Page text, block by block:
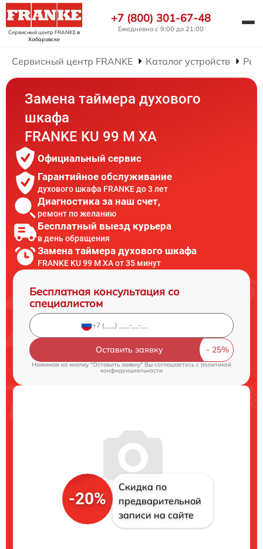
Сервисный центр FRANKEв
Хабаровске
+7 (800) 301-67-48
Ежедневно с 9:00 до 21:00
Сервисный центр FRANKE Каталог устройств
Замена таймера духового
шкафа
FRANKE KU 99 M XA
Официальный сервис
Гарантийное обслуживание
духового шкафа FRANKE до 3 лет
Диагностика за наш счет,
ремонт по желанию
Бесплатный выезд курьера
в день обращения
Замена таймера духового шкафа
FRANKE KU 99 M XA от 35 минут
Бесплатная консультация со
специалистом
Оставить заявку
Нажимая на кнопку "Оставить заявку" Вы соглашаетесь cполитикой
конфиденциальности
-20%
Скидка по
предварительной
записи на сайте